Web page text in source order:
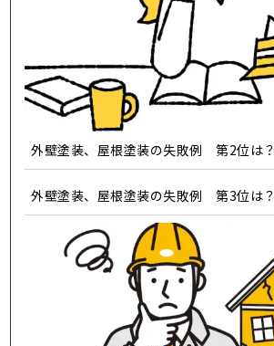
外壁塗装、屋根塗装の失敗例 第2位は？
外壁塗装、屋根塗装の失敗例 第3位は？